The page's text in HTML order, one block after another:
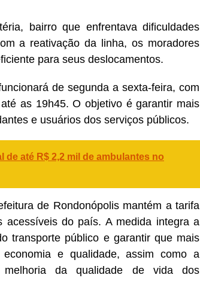
bairro que enfrentava dificuldades
a reativação da linha, os moradores
para seus deslocamentos.
de segunda a sexta-feira, com
as 19h45. O objetivo é garantir mais
e usuários dos serviços públicos.
até R$ 2,2 mil de ambulantes no
de Rondonópolis mantém a tarifa
do país. A medida integra a
transporte público e garantir que mais
e qualidade, assim como a
da qualidade de vida dos